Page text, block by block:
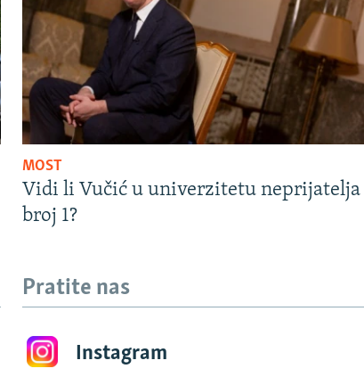
MOST
Vidi li Vučić u univerzitetu neprijatelja
broj 1?
Pratite nas
Instagram